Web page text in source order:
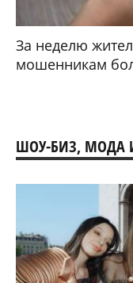
За неделю
мошенникам
ШОУ-БИЗ, МОДА